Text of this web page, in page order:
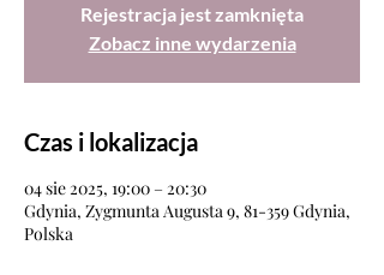
Rejestracja jest zamknięta
Zobacz inne wydarzenia
Czas i lokalizacja
04 sie 2025, 19:00 – 20:30
Gdynia, Zygmunta Augusta 9, 81-359 Gdynia,
Polska